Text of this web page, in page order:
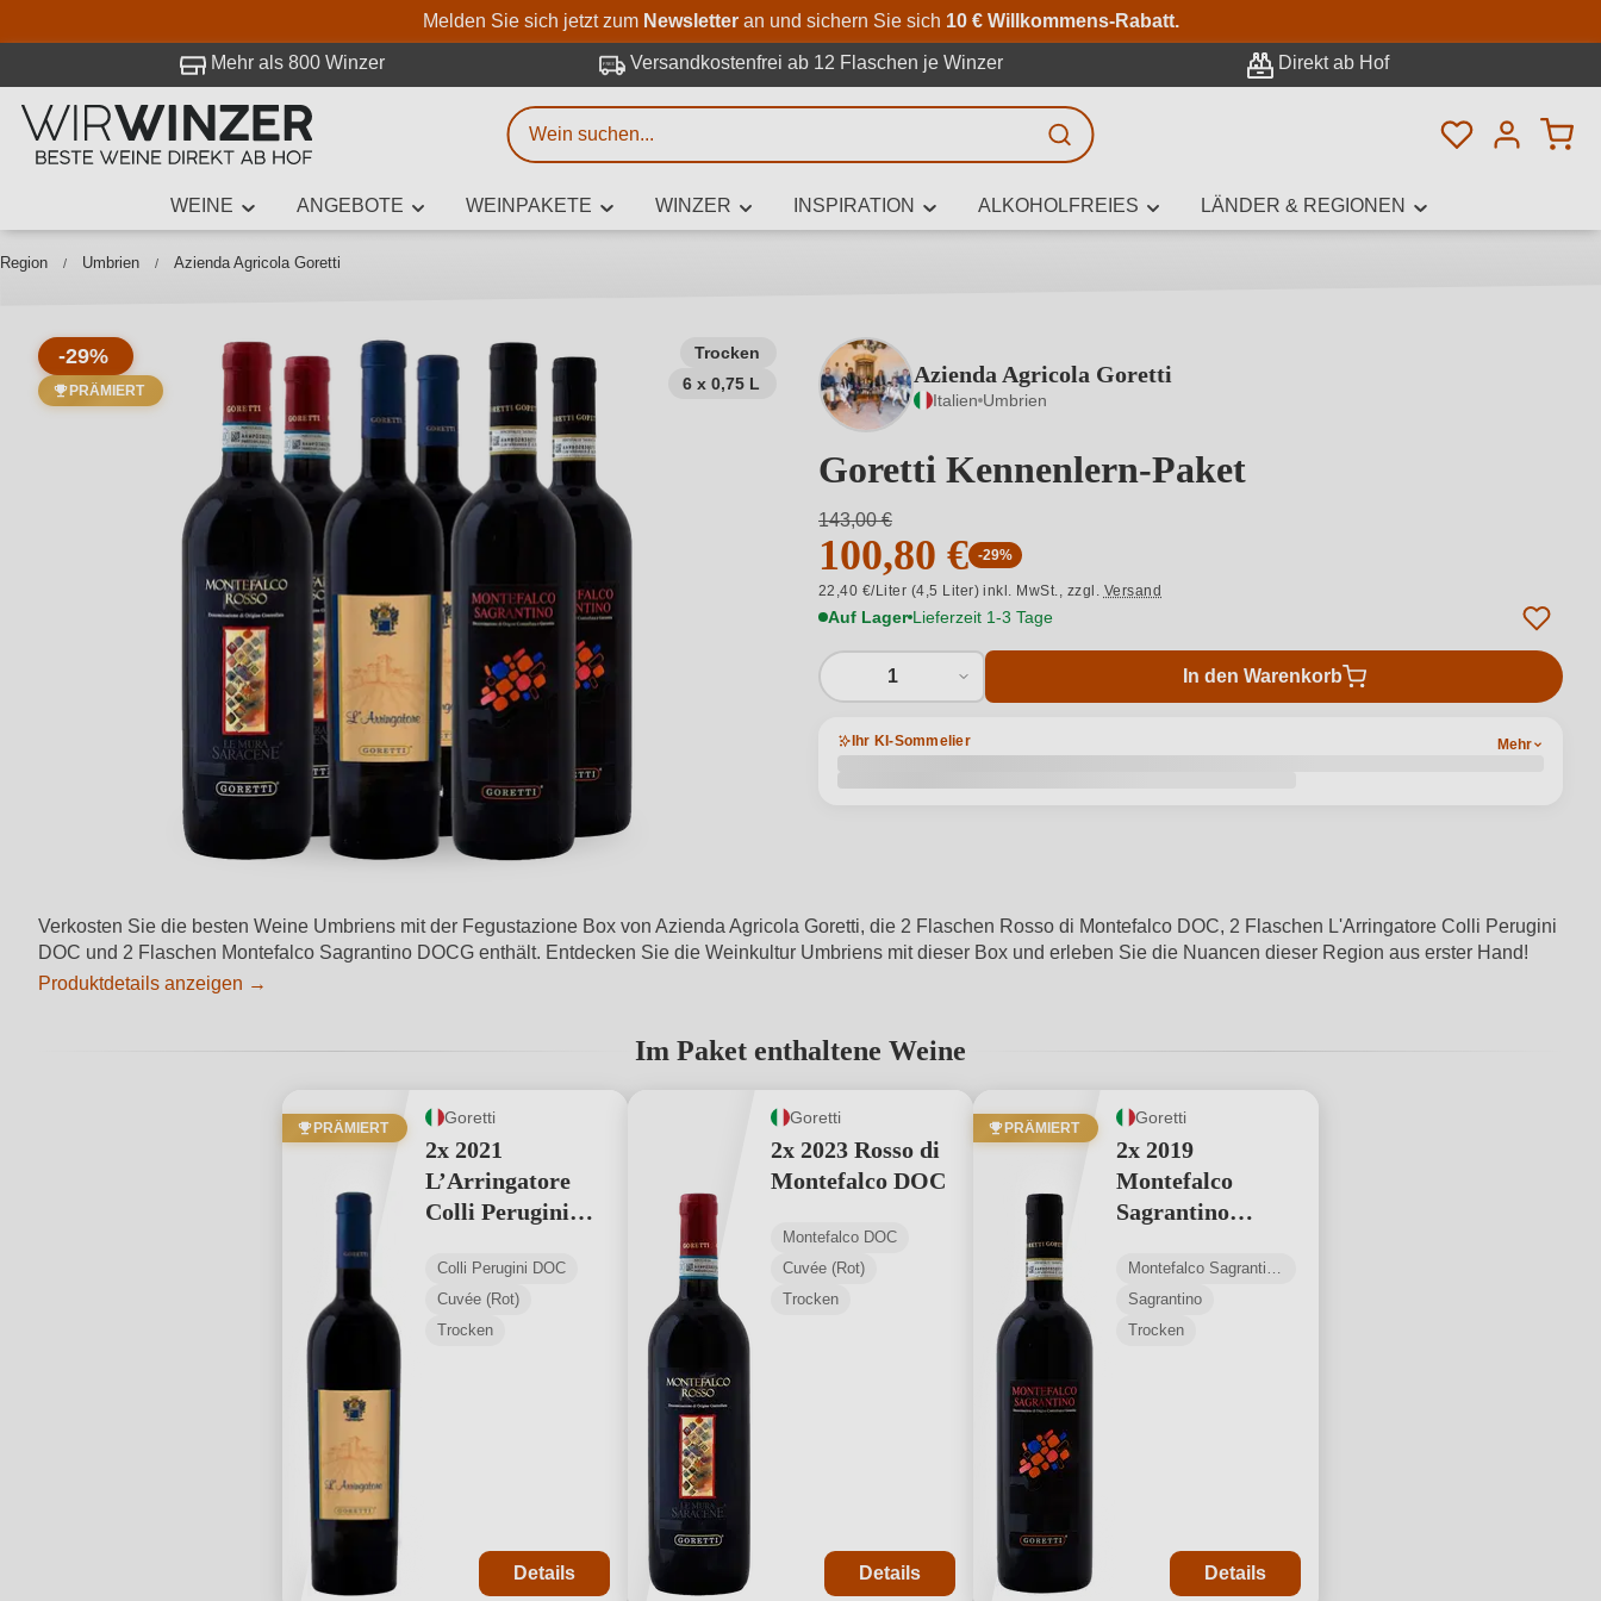
Zum Hauptinhalt springen
Zur Suche springen
Zur Hauptnavigation springen
Melden Sie sich jetzt zum Newsletteran und sichern Sie sich 10 € Willkommens-Rabatt.
Mehr als 800 Winzer Versandkostenfrei ab 12 Flaschen je Winzer Direkt ab Hof
Du hast 0
WEINE ANGEBOTE WEINPAKETE WINZER INSPIRATION ALKOHOLFREIES LÄNDER & REGIONEN
Region Umbrien Azienda Agricola Goretti
Trocken
6 x 0,75 L
-29%
PRÄMIERT
Azienda Agricola Goretti
Italien Umbrien
Goretti Kennenlern-Paket
143,00 €
100,80 € -29%
22,40 €/Liter (4,5 Liter) inkl. MwSt., zzgl. Versand
Auf Lager Lieferzeit 1-3 Tage
1 In den Warenkorb
Ihr KI-Sommelier Mehr
Verkosten Sie die besten Weine Umbriens mit der Fegustazione Box von Azienda Agricola Goretti, die 2 Flaschen Rosso di Montefalco DOC, 2 Flaschen L'Arringatore Colli Perugini
DOC und 2 Flaschen Montefalco Sagrantino DOCG enthält. Entdecken Sie die Weinkultur Umbriens mit dieser Box und erleben Sie die Nuancen dieser Region aus erster Hand!
Produktdetails anzeigen →
Im Paket enthaltene Weine
PRÄMIERT
Goretti
2x 2021
L’Arringatore
Colli Perugini
Colli Perugini DOC
Cuvée (Rot)
Trocken
Details
Goretti
2x 2023 Rosso di
Montefalco DOC
Montefalco DOC
Cuvée (Rot)
Trocken
Details
PRÄMIERT
Goretti
2x 2019
Montefalco
Sagrantino
Montefalco Sagrantino DOCG
Sagrantino
Trocken
Details
Weinsuche
Mindestens 3 Zeichen eingeben
Erweiterte Suche
Beschreiben Sie, welchen Wein Sie suchen – ob nach Geschmack, Anlass, Weinnamen,
Rebsorte, Region, Winzer oder anderen Kriterien.
bei WirWinzer.